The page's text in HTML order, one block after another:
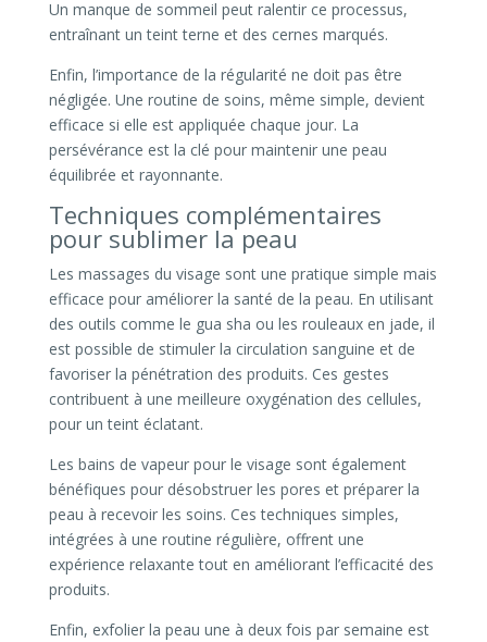
Un manque de sommeil peut ralentir ce processus,
entraînant un teint terne et des cernes marqués.
Enfin, l’importance de la régularité ne doit pas être
négligée. Une routine de soins, même simple, devient
efficace si elle est appliquée chaque jour. La
persévérance est la clé pour maintenir une peau
équilibrée et rayonnante.
Techniques complémentaires
pour sublimer la peau
Les massages du visage sont une pratique simple mais
efficace pour améliorer la santé de la peau. En utilisant
des outils comme le gua sha ou les rouleaux en jade, il
est possible de stimuler la circulation sanguine et de
favoriser la pénétration des produits. Ces gestes
contribuent à une meilleure oxygénation des cellules,
pour un teint éclatant.
Les bains de vapeur pour le visage sont également
bénéfiques pour désobstruer les pores et préparer la
peau à recevoir les soins. Ces techniques simples,
intégrées à une routine régulière, offrent une
expérience relaxante tout en améliorant l’efficacité des
produits.
Enfin, exfolier la peau une à deux fois par semaine est